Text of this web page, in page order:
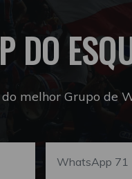
DO
melhor Grupo de